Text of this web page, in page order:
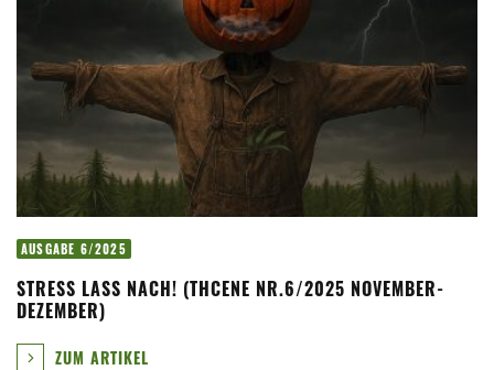
AUSGABE 6/2025
STRESS LASS NACH! (THCENE NR.6/2025 NOVEMBER-
DEZEMBER)
ZUM ARTIKEL